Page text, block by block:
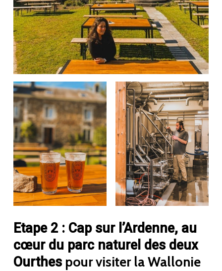
Etape 2 : Cap sur l’Ardenne, au
cœur du parc naturel des deux
Ourthespour visiter la Wallonie